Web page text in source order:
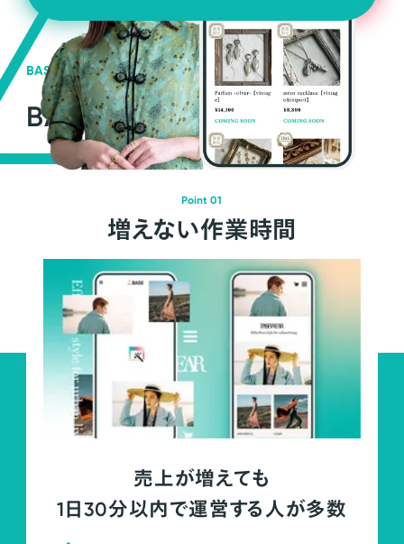
BASEの強み
BASEが強い3つの理由
Point 01
増えない作業時間
売上が増えても
1日30分以内で運営する人が多数